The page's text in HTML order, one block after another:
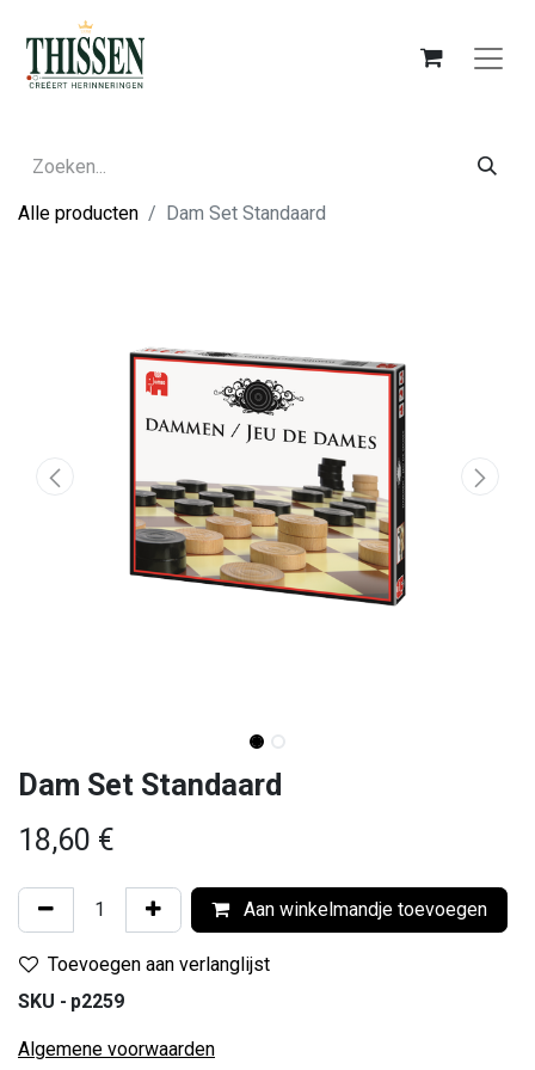
Alle producten Dam Set Standaard
Dam Set Standaard
18,60 €
Aan winkelmandje toevoegen
Toevoegen aan verlanglijst
SKU - p2259
Algemene voorwaarden